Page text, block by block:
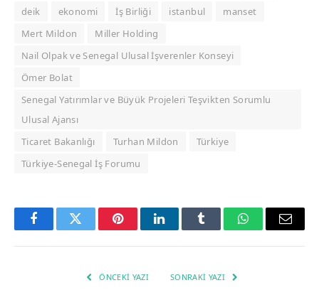
deik
ekonomi İş Birliği istanbul
manset
Mert Mildon
Miller Holding
Nail Olpak ve Senegal Ulusal İşverenler Konseyi
Ömer Bolat
Senegal Yatırımlar ve Büyük Projeleri Teşvikten Sorumlu
Ulusal Ajansı
Ticaret Bakanlığı
Turhan Mildon
Türkiye
Türkiye-Senegal İş Forumu
FacebookTwitter PinterestLinkedInTumblr WhatsAppEmail
ÖNCEKI YAZI SONRAKI YAZI